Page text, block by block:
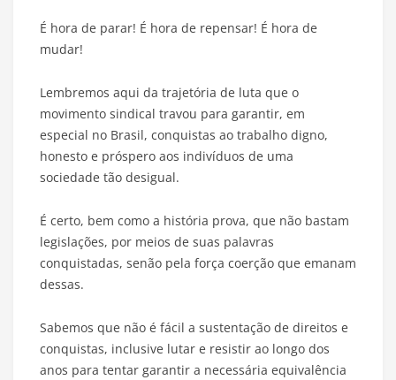
É hora de parar! É hora de repensar! É hora de
mudar!
Lembremos aqui da trajetória de luta que o
movimento sindical travou para garantir, em
especial no Brasil, conquistas ao trabalho digno,
honesto e próspero aos indivíduos de uma
sociedade tão desigual.
É certo, bem como a história prova, que não bastam
legislações, por meios de suas palavras
conquistadas, senão pela força coerção que emanam
dessas.
Sabemos que não é fácil a sustentação de direitos e
conquistas, inclusive lutar e resistir ao longo dos
anos para tentar garantir a necessária equivalência